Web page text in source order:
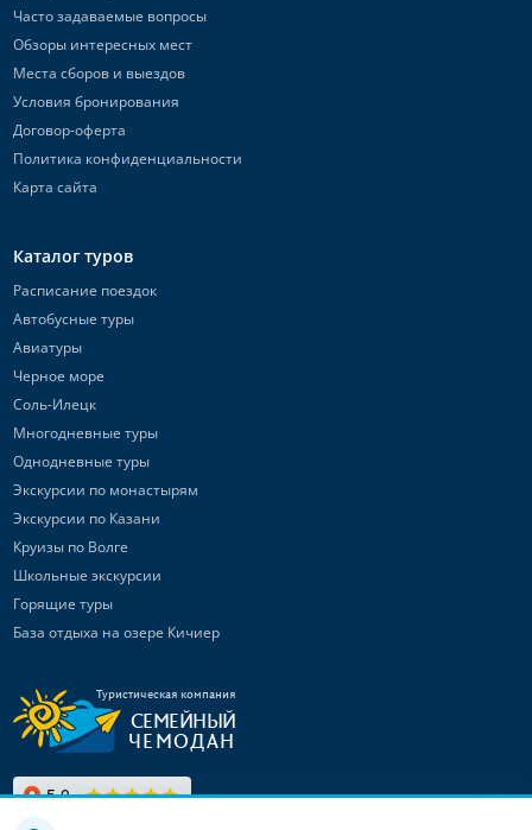
Часто задаваемые вопросы
Обзоры интересных мест
Места сборов и выездов
Условия бронирования
Договор-оферта
Политика конфиденциальности
Карта сайта
Каталог туров
Расписание поездок
Автобусные туры
Авиатуры
Черное море
Соль-Илецк
Многодневные туры
Однодневные туры
Экскурсии по монастырям
Экскурсии по Казани
Круизы по Волге
Школьные экскурсии
Горящие туры
База отдыха на озере Кичиер
Туристическая компания
СЕМЕЙНЫЙ
ЧЕМОДАН